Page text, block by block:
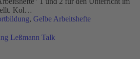
Kol…
, Gelbe Arbeitshefte
Leßmann Talk